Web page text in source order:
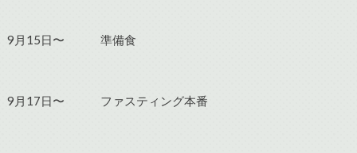
9月15日〜 準備食
9月17日〜 ファスティング本番